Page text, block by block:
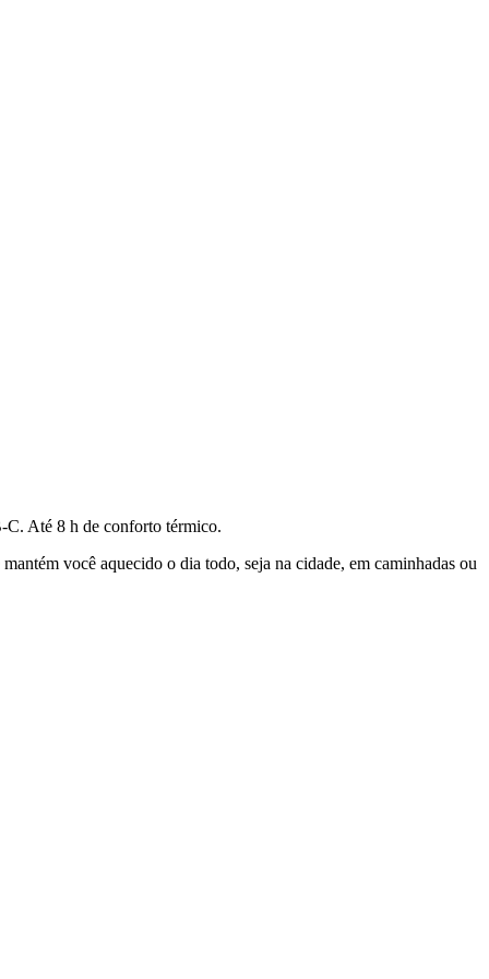
C. Até 8 h de conforto térmico.
você aquecido o dia todo, seja na cidade, em caminhadas ou